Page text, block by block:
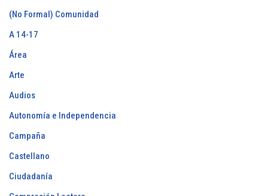
(No Formal) Comunidad
A 14-17
Área
Arte
Audios
Autonomía e Independencia
Campaña
Castellano
Ciudadanía